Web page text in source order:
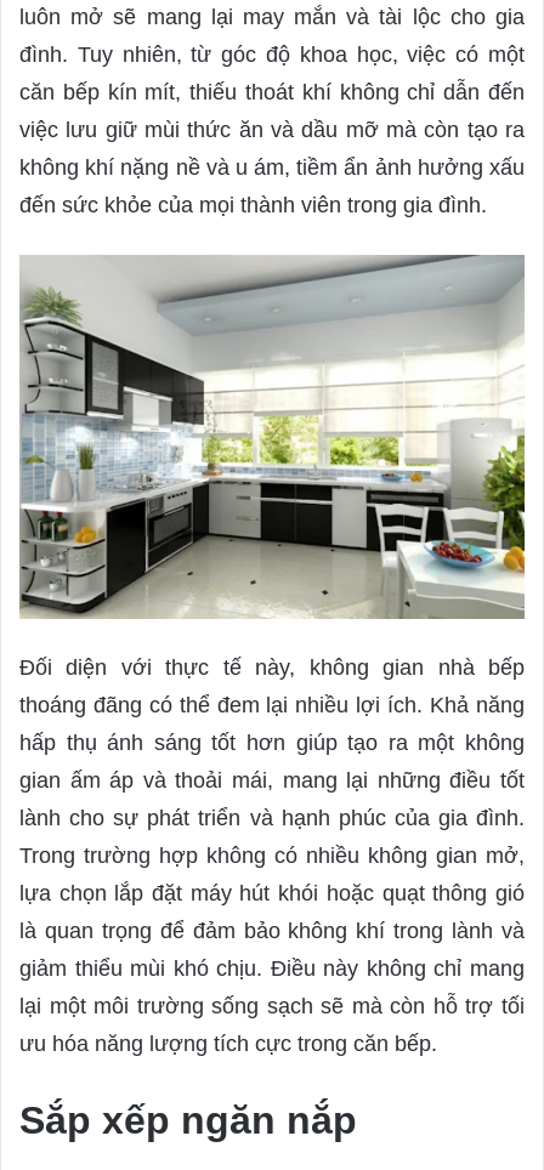
luôn mở sẽ mang lại may mắn và tài lộc cho gia
đình. Tuy nhiên, từ góc độ khoa học, việc có một
căn bếp kín mít, thiếu thoát khí không chỉ dẫn đến
việc lưu giữ mùi thức ăn và dầu mỡ mà còn tạo ra
không khí nặng nề và u ám, tiềm ẩn ảnh hưởng xấu
đến sức khỏe của mọi thành viên trong gia đình.
Đối diện với thực tế này, không gian nhà bếp
thoáng đãng có thể đem lại nhiều lợi ích. Khả năng
hấp thụ ánh sáng tốt hơn giúp tạo ra một không
gian ấm áp và thoải mái, mang lại những điều tốt
lành cho sự phát triển và hạnh phúc của gia đình.
Trong trường hợp không có nhiều không gian mở,
lựa chọn lắp đặt máy hút khói hoặc quạt thông gió
là quan trọng để đảm bảo không khí trong lành và
giảm thiểu mùi khó chịu. Điều này không chỉ mang
lại một môi trường sống sạch sẽ mà còn hỗ trợ tối
ưu hóa năng lượng tích cực trong căn bếp.
Sắp xếp ngăn nắp